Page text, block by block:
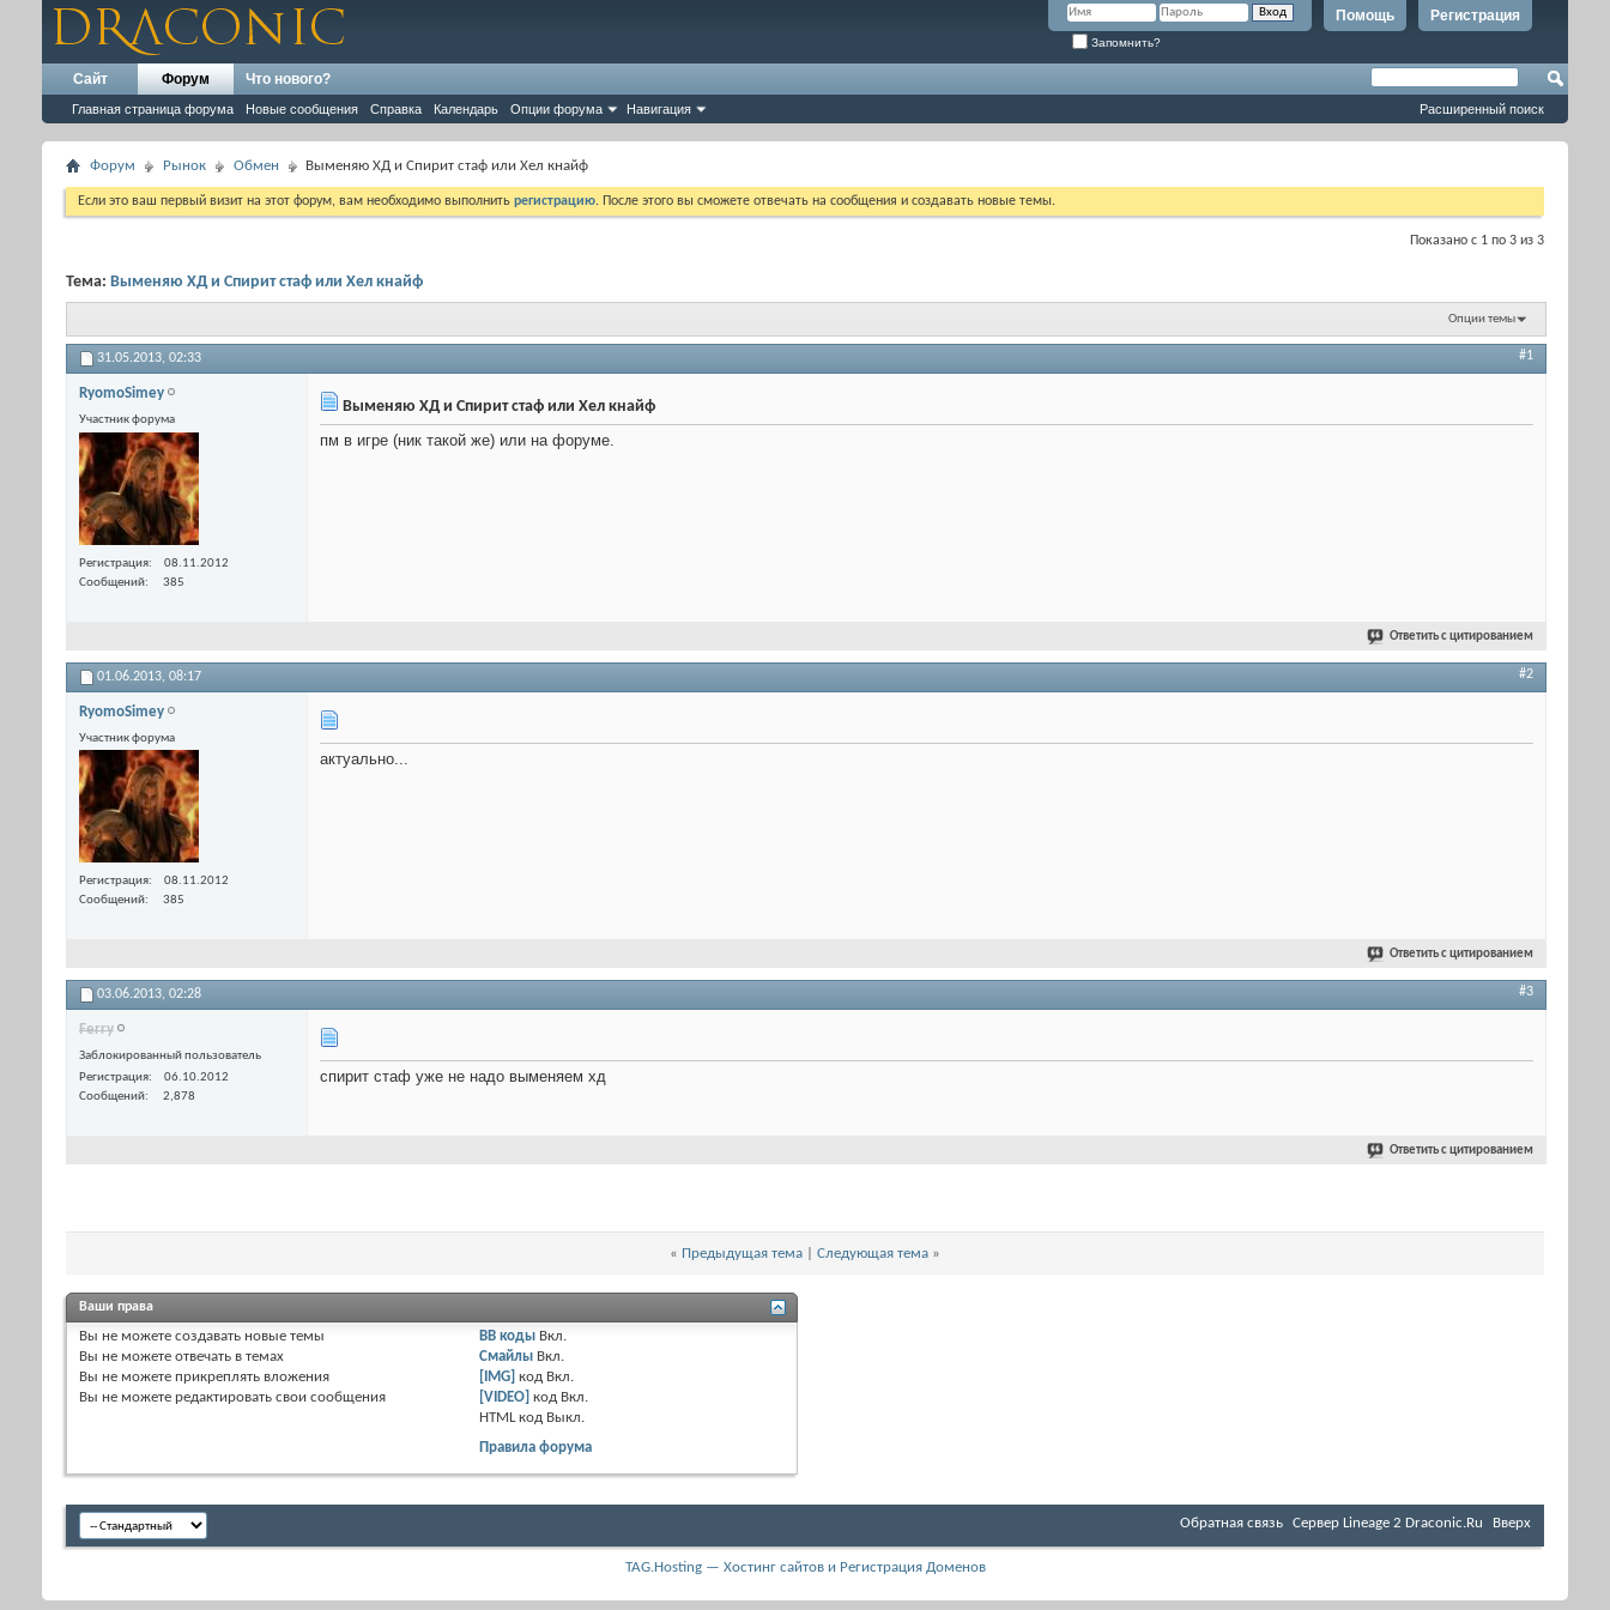
Регистрация
Помощь
Запомнить?
Сайт Форум
Главная страница форума Новые сообщения Справка Календарь Опции форума Навигация
Что нового?
Расширенный поиск
Форум Рынок Обмен Выменяю ХД и Спирит стаф или Хел кнайф
Если это ваш первый визит на этот форум, вам необходимо выполнить регистрацию. После этого вы сможете отвечать на сообщения и создавать новые темы.
Показано с 1 по 3 из 3
Тема: Выменяю ХД и Спирит стаф или Хел кнайф
Опции темы
31.05.2013, 02:33 #1
RyomoSimey
Участник форума
Регистрация
08.11.2012
Сообщений
385
Выменяю ХД и Спирит стаф или Хел кнайф
пм в игре (ник такой же) или на форуме.
Ответить с цитированием
01.06.2013, 08:17 #2
RyomoSimey
Участник форума
Регистрация
08.11.2012
Сообщений
385
актуально...
Ответить с цитированием
03.06.2013, 02:28 #3
Ferry
Заблокированный пользователь
Регистрация
06.10.2012
Сообщений
2,878
спирит стаф уже не надо выменяем хд
Ответить с цитированием
« Предыдущая тема Следующая тема »
Ваши права
Вы не можете создавать новые темы
Вы не можете отвечать в темах
Вы не можете прикреплять вложения
Вы не можете редактировать свои сообщения
BB коды Вкл.
Смайлы Вкл.
[IMG] код Вкл.
[VIDEO] код Вкл.
HTML код Выкл.
Правила форума
Обратная связь Cервер Lineage 2 Draconic.Ru Вверх
TAG.Hosting — Хостинг сайтов и Регистрация Доменов